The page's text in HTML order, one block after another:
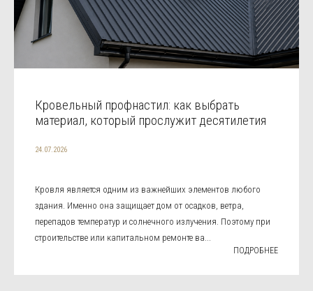
Кровельный профнастил: как выбрать
материал, который прослужит десятилетия
24.07.2026
Кровля является одним из важнейших элементов любого
здания. Именно она защищает дом от осадков, ветра,
перепадов температур и солнечного излучения. Поэтому при
строительстве или капитальном ремонте ва...
ПОДРОБНЕЕ